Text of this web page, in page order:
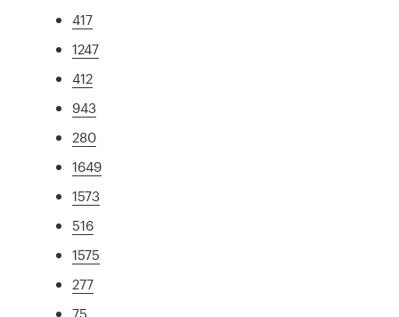
417
1247
412
943
280
1649
1573
516
1575
277
75